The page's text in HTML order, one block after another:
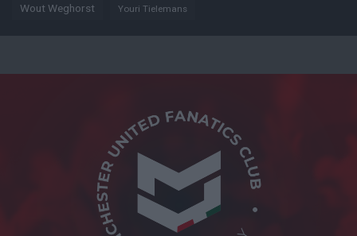
Wout Weghorst Youri Tielemans